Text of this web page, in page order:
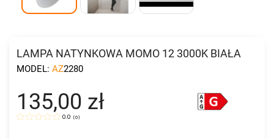
LAMPA NATYNKOWA MOMO 12 3000K BIAŁA
MODEL: AZ2280
135,00 zł
0.0 (0)